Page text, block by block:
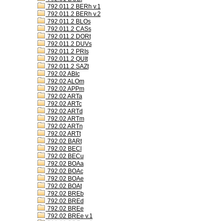
792.011.2 BERh v.1
792.011.2 BERh v.2
792.011.2 BLOs
792.011.2 CASs
792.011.2 DORt
792.011.2 DUVs
792.011.2 PRIs
792.011.2 QUIt
792.011.2 SAZt
792.02 ABIc
792.02 ALOm
792.02 APPm
792.02 ARTa
792.02 ARTc
792.02 ARTd
792.02 ARTm
792.02 ARTn
792.02 ARTt
792.02 BARt
792.02 BECl
792.02 BECu
792.02 BOAa
792.02 BOAc
792.02 BOAe
792.02 BOAt
792.02 BREb
792.02 BREd
792.02 BREe
792.02 BREe v.1